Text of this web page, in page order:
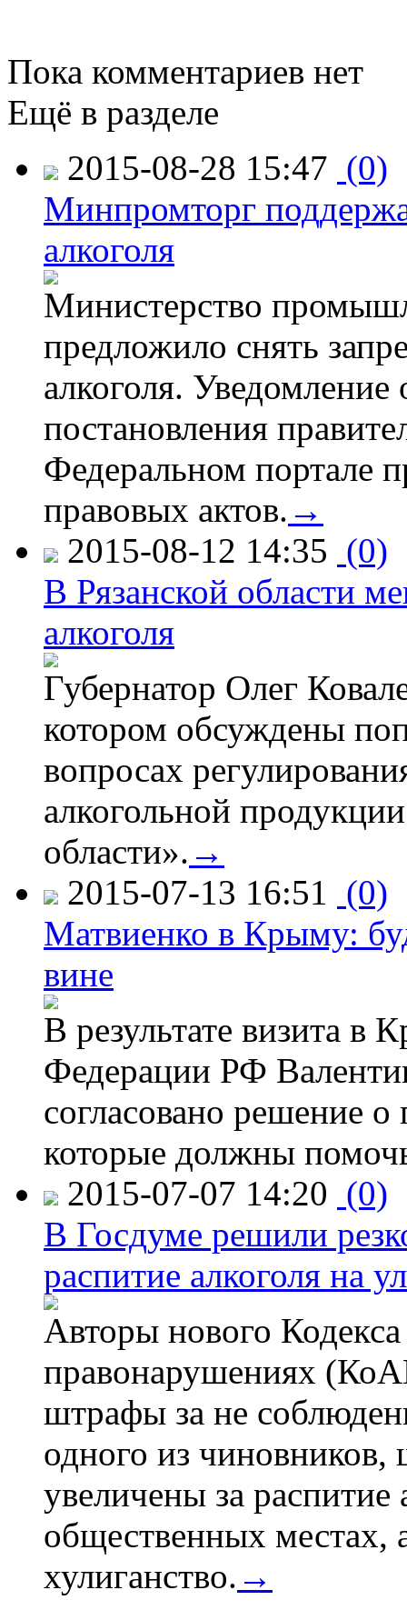
Пока комментариев нет
Ещё в разделе
2015-08-28 15:47 (0)
Минпромторг
алкоголя
Министерство
предложило снять
алкоголя. Уведомление
постановления
Федеральном портале
правовых актов. →
2015-08-12 14:35 (0)
В Рязанской области
алкоголя
Губернатор Олег
котором обсуждены
вопросах
алкогольной
области». →
2015-07-13 16:51 (0)
Матвиенко в Крыму:
вине
В результате визита в
Федерации РФ
согласовано решение
которые должны
2015-07-07 14:20 (0)
В Госдуме решили
распитие алкоголя на
Авторы нового
правонарушениях
штрафы за не
одного из
увеличены за распитие
общественных местах,
хулиганство. →